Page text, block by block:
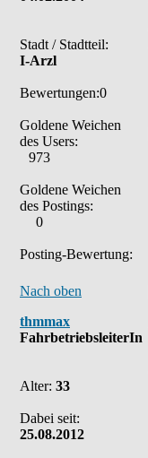
Stadt / Stadtteil:
I-Arzl
Bewertungen:0
Goldene Weichen
des Users:
973
Goldene Weichen
des Postings:
0
Posting-Bewertung:
Nach oben
thmmax
FahrbetriebsleiterIn
Alter: 33
Dabei seit:
25.08.2012